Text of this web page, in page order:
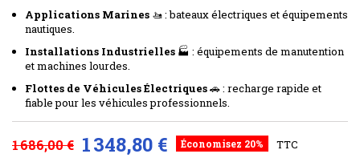
Applications Marines 🚤 : bateaux électriques et équipements
nautiques.
Installations Industrielles 🏭 : équipements de manutention
et machines lourdes.
Flottes de Véhicules Électriques🚗 : recharge rapide et
fiable pour les véhicules professionnels.
1 686,00 € 1 348,80 € Économisez 20% TTC